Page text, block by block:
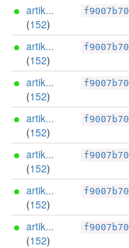
artik...
(152)
f9007b70
artik...
(152)
f9007b70
artik...
(152)
f9007b70
artik...
(152)
f9007b70
artik...
(152)
f9007b70
artik...
(152)
f9007b70
artik...
(152)
f9007b70